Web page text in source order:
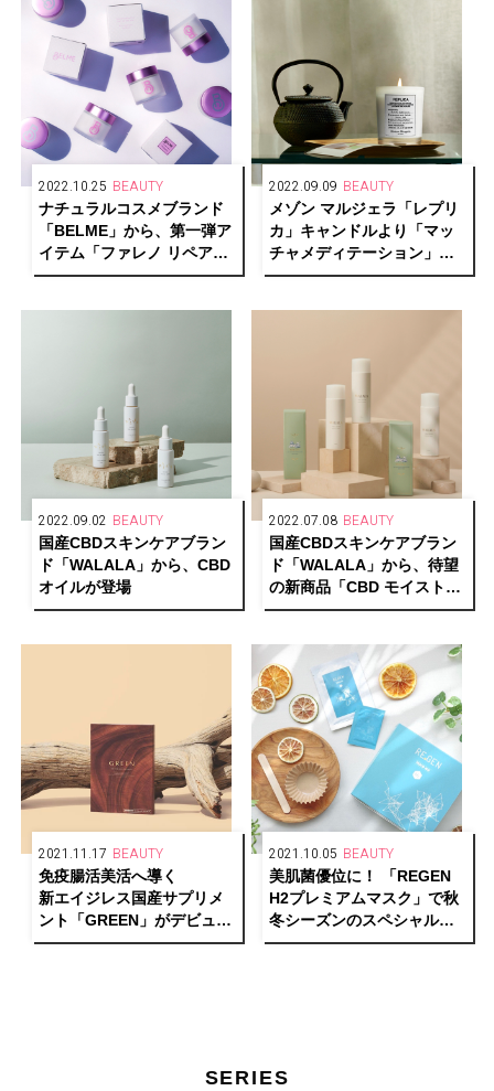
2022.10.25 BEAUTY
ナチュラルコスメブランド
「BELME」から、第一弾ア
イテム「ファレノ リペアク
リーム」が登場
2022.09.09 BEAUTY
メゾン マルジェラ「レプリ
カ」キャンドルより「マッ
チャメディテーション」
「セーリング デイ」が登場
2022.09.02 BEAUTY
国産CBDスキンケアブラン
ド「WALALA」から、CBD
オイルが登場
2022.07.08 BEAUTY
国産CBDスキンケアブラン
ド「WALALA」から、待望
の新商品「CBD モイストリ
ペア ローション」が登場
2021.11.17 BEAUTY
免疫腸活美活へ導く
新エイジレス国産サプリメ
ント「GREEN」がデビュ
ー。
2021.10.05 BEAUTY
美肌菌優位に！ 「REGEN
H2プレミアムマスク」で秋
冬シーズンのスペシャルケ
アを。
SERIES